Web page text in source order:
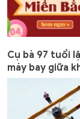
Cụ bà 97 tuổi
máy bay giữa